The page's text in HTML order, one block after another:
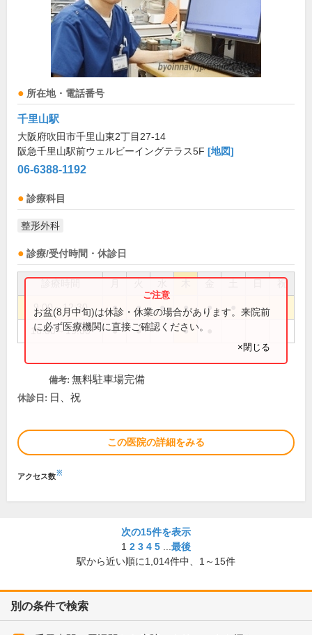
所在地・電話番号
千里山駅
大阪府吹田市千里山東2丁目27-14
阪急千里山駅前ウェルビーイングテラス5F [地図]
06-6388-1192
診療科目
整形外科
診療/受付時間・休診日
祝
9:00～12:30 ● ● ● ● ●
16:00～19:00 ● ● ●
お盆(8月中旬)は休診・休業の場合があります。来院前
に必ず医療機関に直接ご確認ください。
×閉じる
備考: 無料駐車場完備
休診日: 日、祝
この医院の詳細をみる
アクセス数※
次の15件を表示
1 2 3 4 5
最後
駅から近い順に1,014件中、 1～15件
別の条件で検索